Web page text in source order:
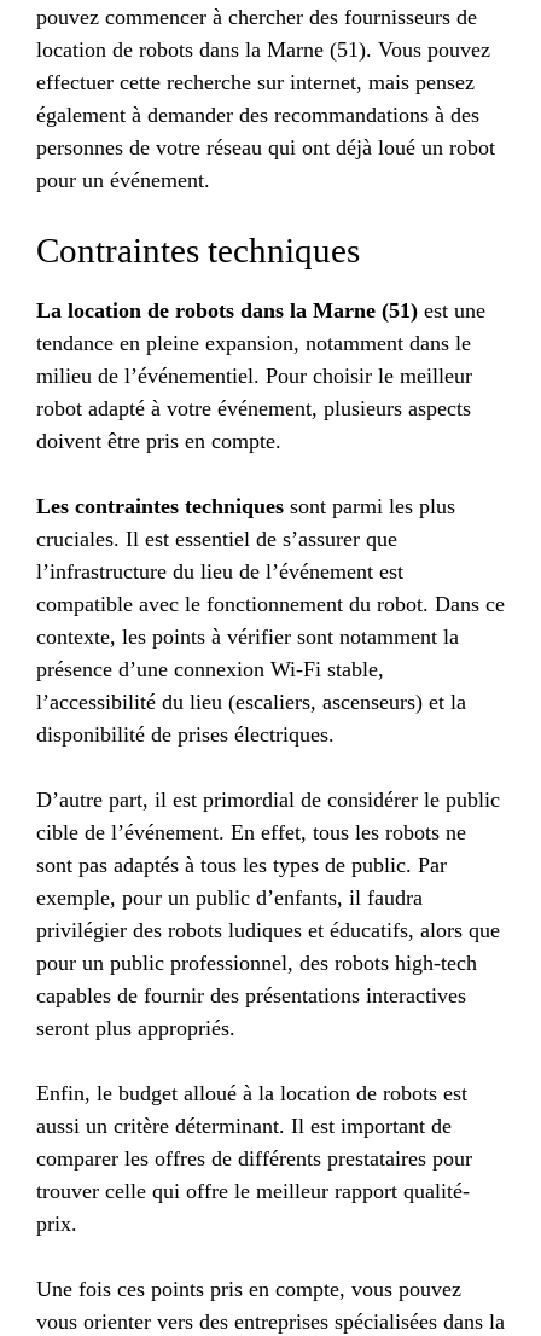
pouvez commencer à chercher des fournisseurs de
location de robots dans la Marne (51). Vous pouvez
effectuer cette recherche sur internet, mais pensez
également à demander des recommandations à des
personnes de votre réseau qui ont déjà loué un robot
pour un événement.
Contraintes techniques
La location de robots dans la Marne (51) est une
tendance en pleine expansion, notamment dans le
milieu de l’événementiel. Pour choisir le meilleur
robot adapté à votre événement, plusieurs aspects
doivent être pris en compte.
Les contraintes techniques sont parmi les plus
cruciales. Il est essentiel de s’assurer que
l’infrastructure du lieu de l’événement est
compatible avec le fonctionnement du robot. Dans ce
contexte, les points à vérifier sont notamment la
présence d’une connexion Wi-Fi stable,
l’accessibilité du lieu (escaliers, ascenseurs) et la
disponibilité de prises électriques.
D’autre part, il est primordial de considérer le public
cible de l’événement. En effet, tous les robots ne
sont pas adaptés à tous les types de public. Par
exemple, pour un public d’enfants, il faudra
privilégier des robots ludiques et éducatifs, alors que
pour un public professionnel, des robots high-tech
capables de fournir des présentations interactives
seront plus appropriés.
Enfin, le budget alloué à la location de robots est
aussi un critère déterminant. Il est important de
comparer les offres de différents prestataires pour
trouver celle qui offre le meilleur rapport qualité-
prix.
Une fois ces points pris en compte, vous pouvez
vous orienter vers des entreprises spécialisées dans la